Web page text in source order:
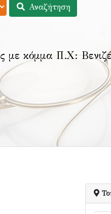
Αναζήτηση
με κόμμα Π.Χ: